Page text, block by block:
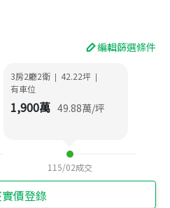
編輯篩選條件
3房2廳2衛 | 42.22坪 |
有車位
1,900萬 49.88萬/坪
115/02成交
價登錄